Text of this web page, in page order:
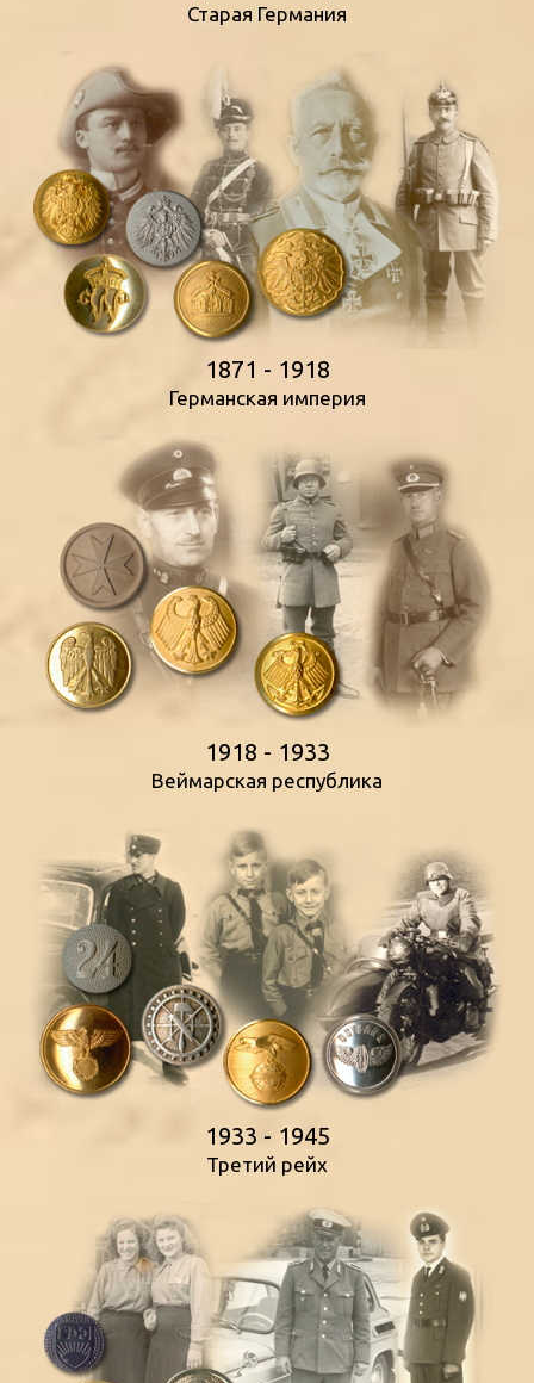
Старая Германия
1871 - 1918
Германская империя
1918 - 1933
Веймарская республика
1933 - 1945
Третий рейх